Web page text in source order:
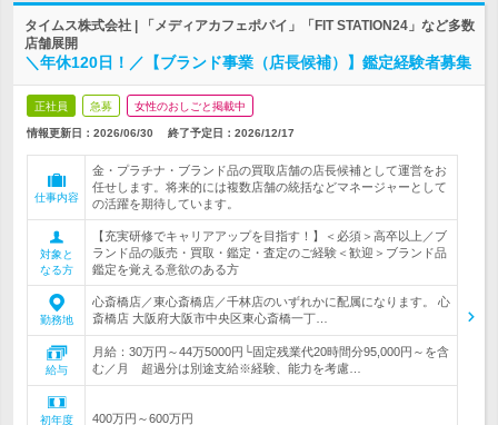
タイムス株式会社 | 「メディアカフェポパイ」「FIT STATION24」など多数
店舗展開
＼年休120日！／【ブランド事業（店長候補）】鑑定経験者募集
正社員 急募 女性のおしごと掲載中
情報更新日：2026/06/30 終了予定日： 2026/12/17
仕事内容
金・プラチナ・ブランド品の買取店舗の店長候補として運営をお
任せします。将来的には複数店舗の統括などマネージャーとして
の活躍を期待しています。
対象と
なる方
【充実研修でキャリアアップを目指す！】＜必須＞高卒以上／ブ
ランド品の販売・買取・鑑定・査定のご経験＜歓迎＞ブランド品
鑑定を覚える意欲のある方
勤務地
心斎橋店／東心斎橋店／千林店のいずれかに配属になります。 心
斎橋店 大阪府大阪市中央区東心斎橋一丁…
給与
月給：30万円～44万5000円└固定残業代20時間分95,000円～を含
む／月 超過分は別途支給※経験、能力を考慮…
初年度
400万円～600万円